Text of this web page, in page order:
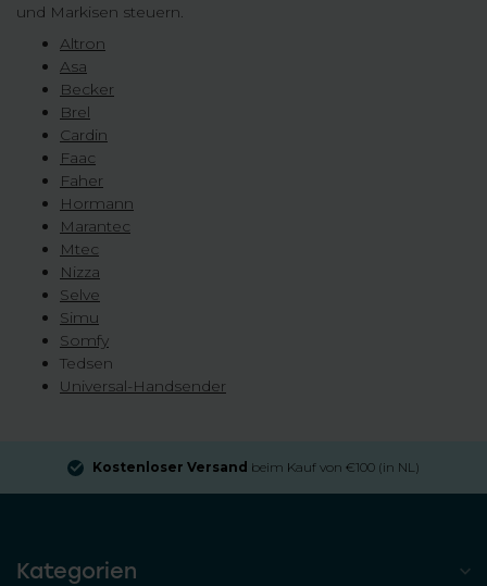
und Markisen steuern.
Altron
Asa
Becker
Brel
Cardin
Faac
Faher
Hormann
Marantec
Mtec
Nizza
Selve
Simu
Somfy
Tedsen
Universal-Handsender
Kostenloser Versand beim Kauf von €100 (in NL)
Kategorien